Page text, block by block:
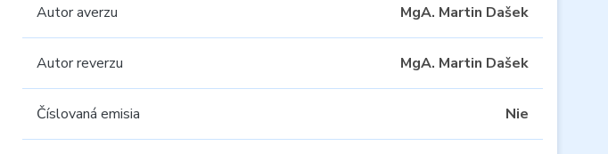
Autor averzu MgA. Martin Dašek
Autor reverzu MgA. Martin Dašek
Číslovaná emisia Nie